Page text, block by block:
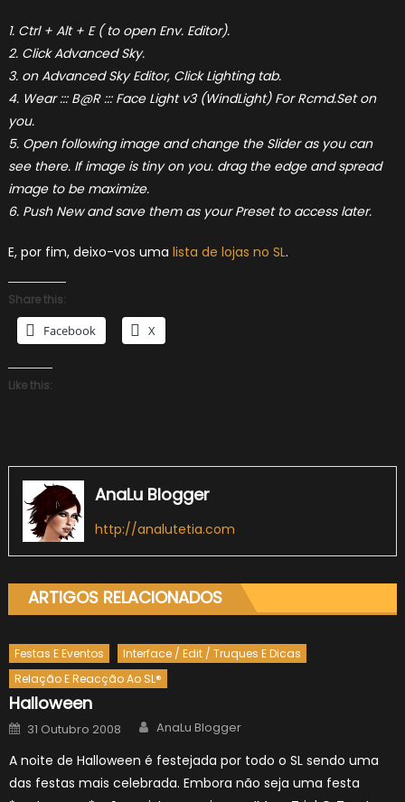
1. Ctrl + Alt + E ( to open Env. Editor).
2. Click Advanced Sky.
3. on Advanced Sky Editor, Click Lighting tab.
4. Wear ::: B@R ::: Face Light v3 (WindLight) For Rcmd.Set on
you.
5. Open following image and change the Slider as you can
see there. If image is tiny on you. drag the edge and spread
image to be maximize.
6. Push New and save them as your Preset to access later.
E, por fim, deixo-vos uma lista de lojas no SL.
Share this:
Facebook X
Like this:
AnaLu Blogger
http://analutetia.com
ARTIGOS RELACIONADOS
Festas E Eventos
Interface / Edit / Truques E Dicas
Relação E Reacção Ao SL®
Halloween
Posted
on
31 Outubro 2008 Author
AnaLu Blogger
A noite de Halloween é festejada por todo o SL sendo uma
das festas mais celebrada. Embora não seja uma festa